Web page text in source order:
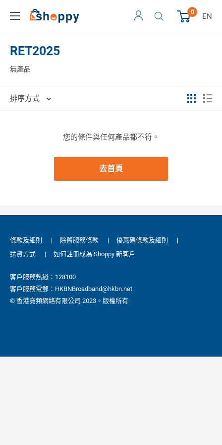
0
EN
RET2025
無產品
排序方式
您的條件與任何產品都不符。
去首頁
條款及細則 | 除舊服務條款 | 優惠碼條款及細則
|
送貨方式
| 如何註冊成為 Shoppy 新客戶
客戶服務熱綫：128100
客戶服務電郵：HKBNBroadband@hkbn.net
© 香港寬頻網絡有限公司 2023。版權所有